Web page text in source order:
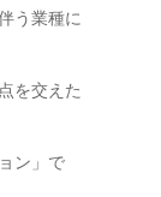
う業種に
を交えた
ン」で